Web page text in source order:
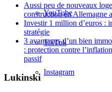
YouTube
TikTok
Instagram
Aussi peu de nouveaux
construction en Allemagne
Investir 1 million d’euros :
stratégie
3 avantages d’un bien
: protection contre
passif
Lukinski